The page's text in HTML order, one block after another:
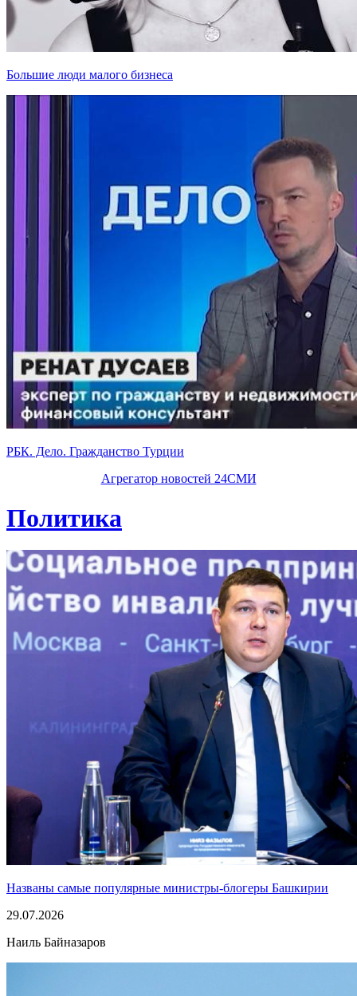
Большие люди малого бизнеса
РБК. Дело. Гражданство Турции
Агрегатор новостей 24СМИ
Политика
Названы самые популярные министры-блогеры Башкирии
29.07.2026
Наиль Байназаров